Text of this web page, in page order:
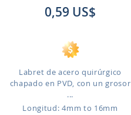
0,59 US$
Labret de acero quirúrgico
chapado en PVD, con un grosor
...
Longitud: 4mm to 16mm